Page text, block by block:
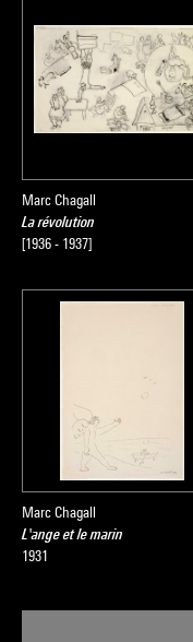
Marc Chagall
La révolution
[1936 - 1937]
Marc Chagall
L'ange et le marin
1931